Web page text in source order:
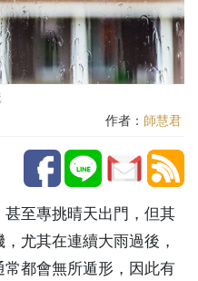
作者： 師慧君
至專挑晴天出門，但其
尤其在連續大雨過後，
都會無所遁形，因此有